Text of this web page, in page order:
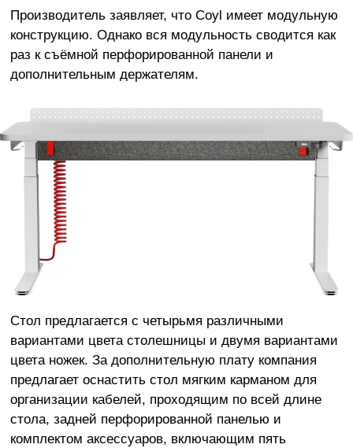
Производитель заявляет, что Coyl имеет модульную
конструкцию. Однако вся модульность сводится как
раз к съёмной перфорированной панели и
дополнительным держателям.
Стол предлагается с четырьмя различными
вариантами цвета столешницы и двумя вариантами
цвета ножек. За дополнительную плату компания
предлагает оснастить стол мягким карманом для
организации кабелей, проходящим по всей длине
стола, задней перфорированной панелью и
комплектом аксессуаров, включающим пять